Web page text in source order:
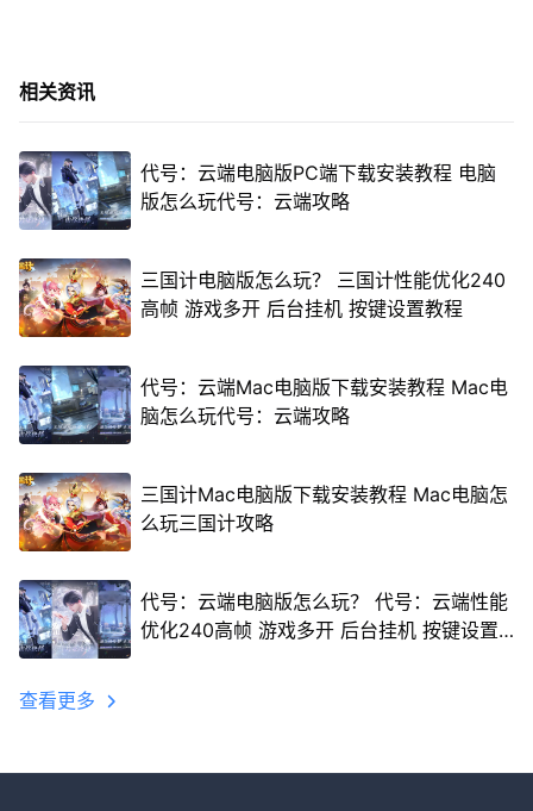
相关资讯
代号：云端电脑版PC端下载安装教程 电脑
版怎么玩代号：云端攻略
三国计电脑版怎么玩？ 三国计性能优化240
高帧 游戏多开 后台挂机 按键设置教程
代号：云端Mac电脑版下载安装教程 Mac电
脑怎么玩代号：云端攻略
三国计Mac电脑版下载安装教程 Mac电脑怎
么玩三国计攻略
代号：云端电脑版怎么玩？ 代号：云端性能
优化240高帧 游戏多开 后台挂机 按键设置
查看更多